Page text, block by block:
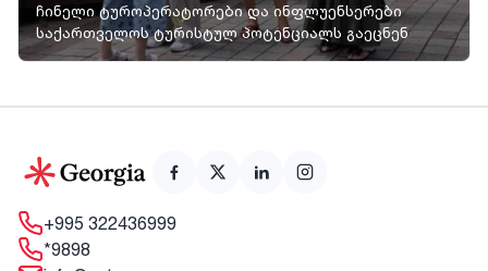
ჩინელი ტუროპერატორები და ინფლუენსერები
საქართველოს ტურისტულ პოტენციალს გაეცნენ
+995 322436999
*9898